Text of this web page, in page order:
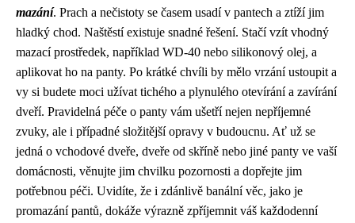
mazání. Prach a nečistoty se časem usadí v pantech a ztíží jim
hladký chod. Naštěstí existuje snadné řešení. Stačí vzít vhodný
mazací prostředek, například WD-40 nebo silikonový olej, a
aplikovat ho na panty. Po krátké chvíli by mělo vrzání ustoupit a
vy si budete moci užívat tichého a plynulého otevírání a zavírání
dveří. Pravidelná péče o panty vám ušetří nejen nepříjemné
zvuky, ale i případné složitější opravy v budoucnu. Ať už se
jedná o vchodové dveře, dveře od skříně nebo jiné panty ve vaší
domácnosti, věnujte jim chvilku pozornosti a dopřejte jim
potřebnou péči. Uvidíte, že i zdánlivě banální věc, jako je
promazání pantů, dokáže výrazně zpříjemnit váš každodenní